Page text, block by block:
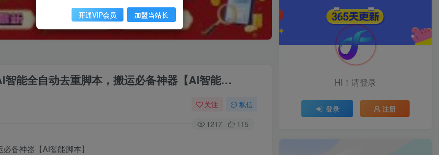
能全自动去重脚本，搬运必备神器【AI智能…
关注 私信
1217 115
备神器【AI智能脚本】
HI！请登录
登录 注册
开通VIP会员 加盟当站长